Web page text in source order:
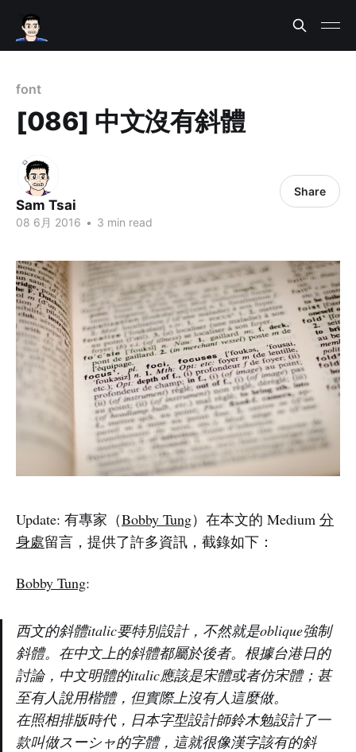
font
[086] 中文沒有斜體
Sam Tsai
08 6月 2016 • 3 min read
Share
Update: 有專家（Bobby Tung）在本文的 Medium 分
身處留言，提供了許多資訊，截錄如下：
Bobby Tung:
西文的斜體italic要特別設計，不然就是oblique強制
斜體。在中文上的斜體都屬於後者。根據台港日的
討論，中文明體的italic應該是宋體或者仿宋體；甚
至有人說用楷體，但實際上沒有人這麼做。
在照相排版時代，日本字型設計師鈴木勉設計了一
款叫做スーシャ的字體，這就很像漢字該有的斜